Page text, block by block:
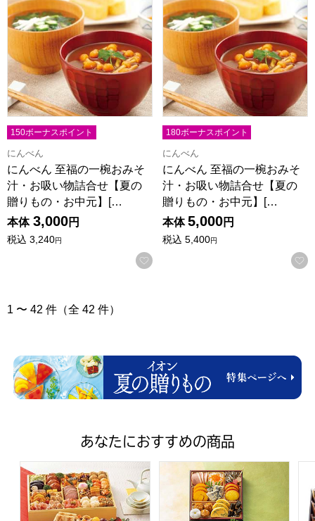
150ボーナスポイント
にんべん
にんべん 至福の一椀おみそ
汁・お吸い物詰合せ【夏の
贈りもの・お中元】[…
本体 3,000円
税込 3,240円
お気に入りに登録する
180ボーナスポイント
にんべん
にんべん 至福の一椀おみそ
汁・お吸い物詰合せ【夏の
贈りもの・お中元】[…
本体 5,000円
税込 5,400円
1 〜 42 件（全 42 件）
あなたにおすすめの商品
トップバリュ 和洋中特大二段重「饗宴」(きょうえん)【4
トップバリュ 和風三段重「